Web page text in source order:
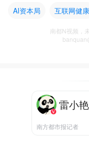
AI资本局 互联网健康
南都N视频，
雷小艳
南方都市报记者